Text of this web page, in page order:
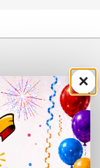


×